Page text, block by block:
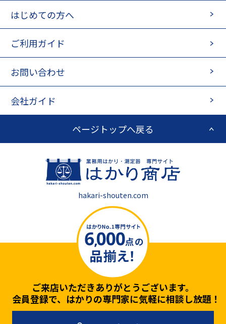
ご来店いただきありがとうございます。
会員登録で、はかりの専門家に気軽に相談し放題！
はじめての方へ
ご利用ガイド
お問い合わせ
会社ガイド
ページトップへ戻る
hakari-shouten.com